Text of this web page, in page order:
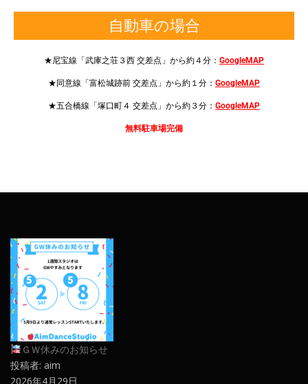
自動車の場合
★尼宝線「武庫之荘３西 交差点」から約４分： GoogleMAP
★同意線「富松城跡前 交差点」から約１分： GoogleMAP
★五合橋線「塚口町４ 交差点」から約３分： GoogleMAP
無料駐車場完備
ＧＷ休みのお知らせ
投稿者: aim
2026年4月29日